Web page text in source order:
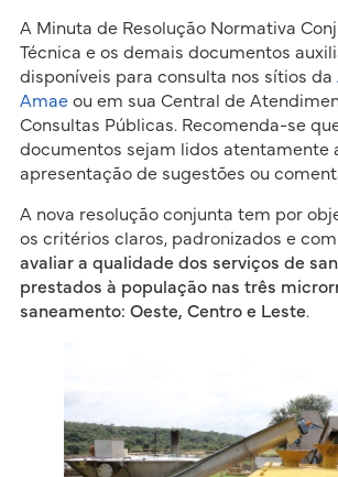
A Minuta de Resolução Normativa
Técnica e os demais documentos
disponíveis para consulta nos sítios da
Amaeou em sua Central de
Consultas Públicas. Recomenda-se
documentos sejam lidos atentamente
apresentação de sugestões ou
A nova resolução conjunta tem por
os critérios claros, padronizados e
avaliar a qualidade dos serviços de
prestados à população nas três
saneamento: Oeste, Centro e Leste.